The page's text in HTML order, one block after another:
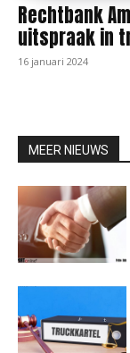
Rechtbank
uitspraak in
16 januari 2024
MEER NIEUWS